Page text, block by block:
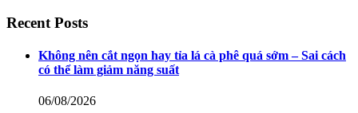
Recent Posts
Không nên cắt ngọn hay tỉa lá cà phê quá sớm – Sai cách
có thể làm giảm năng suất
06/08/2026